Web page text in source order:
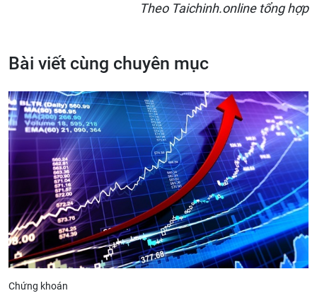
Theo Taichinh.online tổng hợp
Bài viết cùng chuyên mục
Chứng khoán